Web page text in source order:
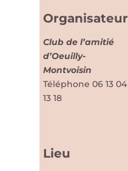
Lieu
Organisateur
Club de l’amitié
d’Oeuilly-
Montvoisin
Téléphone06 13 04
13 18